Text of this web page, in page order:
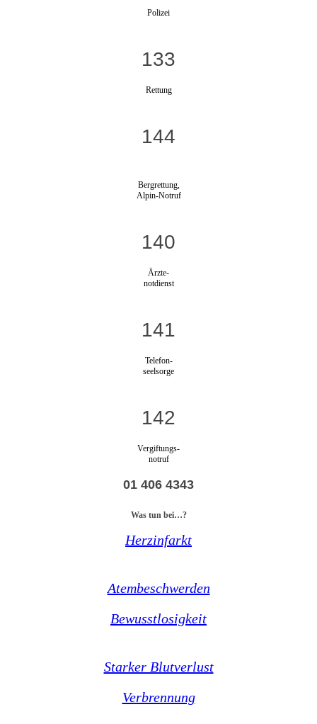
Polizei
133
Rettung
144
Bergrettung,
Alpin-Notruf
140
Ärzte-
notdienst
141
Telefon-
seelsorge
142
Vergiftungs-
notruf
01 406 4343
Was tun bei…?
Herzinfarkt
Atembeschwerden
Bewusstlosigkeit
Starker Blutverlust
Verbrennung